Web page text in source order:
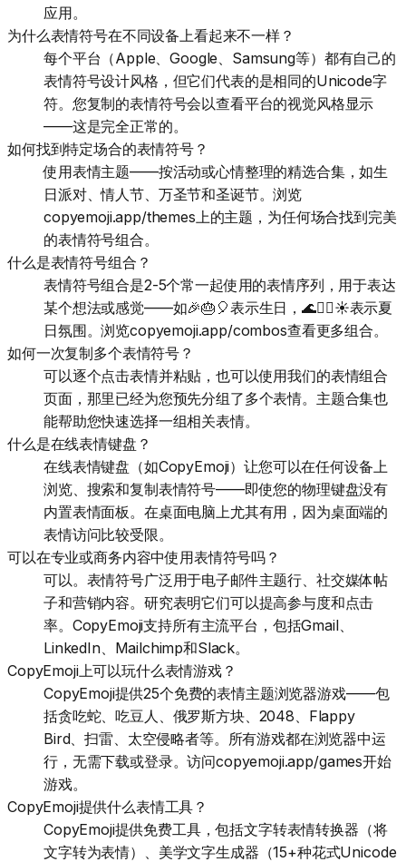
应用。
为什么表情符号在不同设备上看起来不一样？
每个平台（Apple、Google、Samsung等）都有自己的
表情符号设计风格，但它们代表的是相同的Unicode字
符。您复制的表情符号会以查看平台的视觉风格显示
——这是完全正常的。
如何找到特定场合的表情符号？
使用表情主题——按活动或心情整理的精选合集，如生
日派对、情人节、万圣节和圣诞节。浏览
copyemoji.app/themes上的主题，为任何场合找到完美
的表情符号组合。
什么是表情符号组合？
表情符号组合是2-5个常一起使用的表情序列，用于表达
某个想法或感觉——如🎉🎂🎈表示生日，🌊🏄‍♂️☀️表示夏
日氛围。浏览copyemoji.app/combos查看更多组合。
如何一次复制多个表情符号？
可以逐个点击表情并粘贴，也可以使用我们的表情组合
页面，那里已经为您预先分组了多个表情。主题合集也
能帮助您快速选择一组相关表情。
什么是在线表情键盘？
在线表情键盘（如CopyEmoji）让您可以在任何设备上
浏览、搜索和复制表情符号——即使您的物理键盘没有
内置表情面板。在桌面电脑上尤其有用，因为桌面端的
表情访问比较受限。
可以在专业或商务内容中使用表情符号吗？
可以。表情符号广泛用于电子邮件主题行、社交媒体帖
子和营销内容。研究表明它们可以提高参与度和点击
率。CopyEmoji支持所有主流平台，包括Gmail、
LinkedIn、Mailchimp和Slack。
CopyEmoji上可以玩什么表情游戏？
CopyEmoji提供25个免费的表情主题浏览器游戏——包
括贪吃蛇、吃豆人、俄罗斯方块、2048、Flappy
Bird、扫雷、太空侵略者等。所有游戏都在浏览器中运
行，无需下载或登录。访问copyemoji.app/games开始
游戏。
CopyEmoji提供什么表情工具？
CopyEmoji提供免费工具，包括文字转表情转换器（将
文字转为表情）、美学文字生成器（15+种花式Unicode